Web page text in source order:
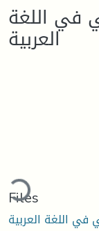
في اللغة
العربية
Files